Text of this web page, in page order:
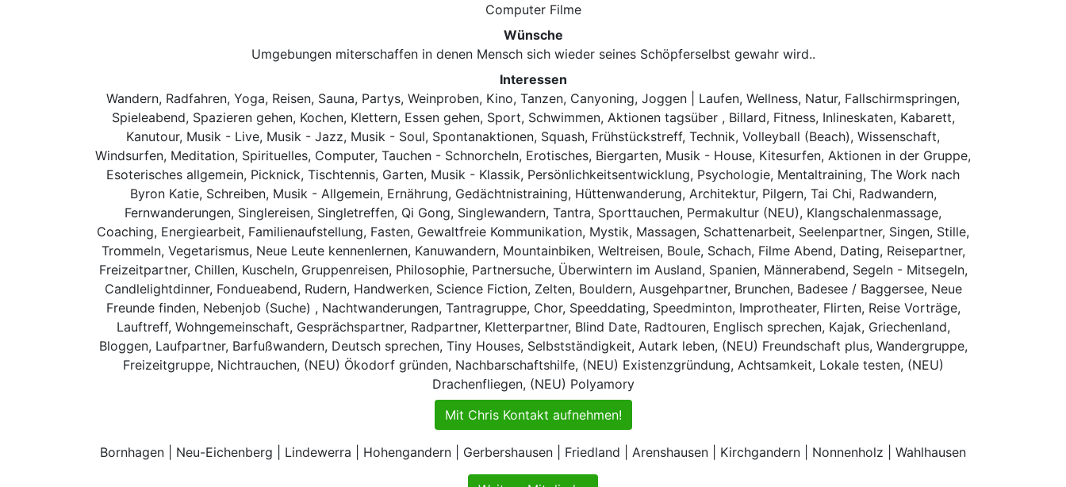
Computer Filme
Wünsche
Umgebungen miterschaffen in denen Mensch sich wieder seines Schöpferselbst gewahr wird..
Interessen
Wandern, Radfahren, Yoga, Reisen, Sauna, Partys, Weinproben, Kino, Tanzen, Canyoning, Joggen | Laufen, Wellness, Natur, Fallschirmspringen,
Spieleabend, Spazieren gehen, Kochen, Klettern, Essen gehen, Sport, Schwimmen, Aktionen tagsüber , Billard, Fitness, Inlineskaten, Kabarett,
Kanutour, Musik - Live, Musik - Jazz, Musik - Soul, Spontanaktionen, Squash, Frühstückstreff, Technik, Volleyball (Beach), Wissenschaft,
Windsurfen, Meditation, Spirituelles, Computer, Tauchen - Schnorcheln, Erotisches, Biergarten, Musik - House, Kitesurfen, Aktionen in der Gruppe,
Esoterisches allgemein, Picknick, Tischtennis, Garten, Musik - Klassik, Persönlichkeitsentwicklung, Psychologie, Mentaltraining, The Work nach
Byron Katie, Schreiben, Musik - Allgemein, Ernährung, Gedächtnistraining, Hüttenwanderung, Architektur, Pilgern, Tai Chi, Radwandern,
Fernwanderungen, Singlereisen, Singletreffen, Qi Gong, Singlewandern, Tantra, Sporttauchen, Permakultur (NEU), Klangschalenmassage,
Coaching, Energiearbeit, Familienaufstellung, Fasten, Gewaltfreie Kommunikation, Mystik, Massagen, Schattenarbeit, Seelenpartner, Singen, Stille,
Trommeln, Vegetarismus, Neue Leute kennenlernen, Kanuwandern, Mountainbiken, Weltreisen, Boule, Schach, Filme Abend, Dating, Reisepartner,
Freizeitpartner, Chillen, Kuscheln, Gruppenreisen, Philosophie, Partnersuche, Überwintern im Ausland, Spanien, Männerabend, Segeln - Mitsegeln,
Candlelightdinner, Fondueabend, Rudern, Handwerken, Science Fiction, Zelten, Bouldern, Ausgehpartner, Brunchen, Badesee / Baggersee, Neue
Freunde finden, Nebenjob (Suche) , Nachtwanderungen, Tantragruppe, Chor, Speeddating, Speedminton, Improtheater, Flirten, Reise Vorträge,
Lauftreff, Wohngemeinschaft, Gesprächspartner, Radpartner, Kletterpartner, Blind Date, Radtouren, Englisch sprechen, Kajak, Griechenland,
Bloggen, Laufpartner, Barfußwandern, Deutsch sprechen, Tiny Houses, Selbstständigkeit, Autark leben, (NEU) Freundschaft plus, Wandergruppe,
Freizeitgruppe, Nichtrauchen, (NEU) Ökodorf gründen, Nachbarschaftshilfe, (NEU) Existenzgründung, Achtsamkeit, Lokale testen, (NEU)
Drachenfliegen, (NEU) Polyamory
Mit Chris Kontakt aufnehmen!
Bornhagen | Neu-Eichenberg | Lindewerra | Hohengandern | Gerbershausen | Friedland | Arenshausen | Kirchgandern | Nonnenholz | Wahlhausen